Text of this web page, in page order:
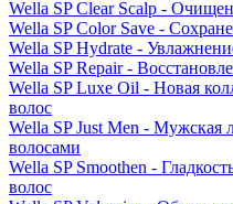
Wella SP Clear Scalp -
Wella SP Color Save -
Wella SP Hydrate -
Wella SP Repair -
Wella SP Luxe Oil - Новая
волос
Wella SP Just Men - Мужская
волосами
Wella SP Smoothen -
волос